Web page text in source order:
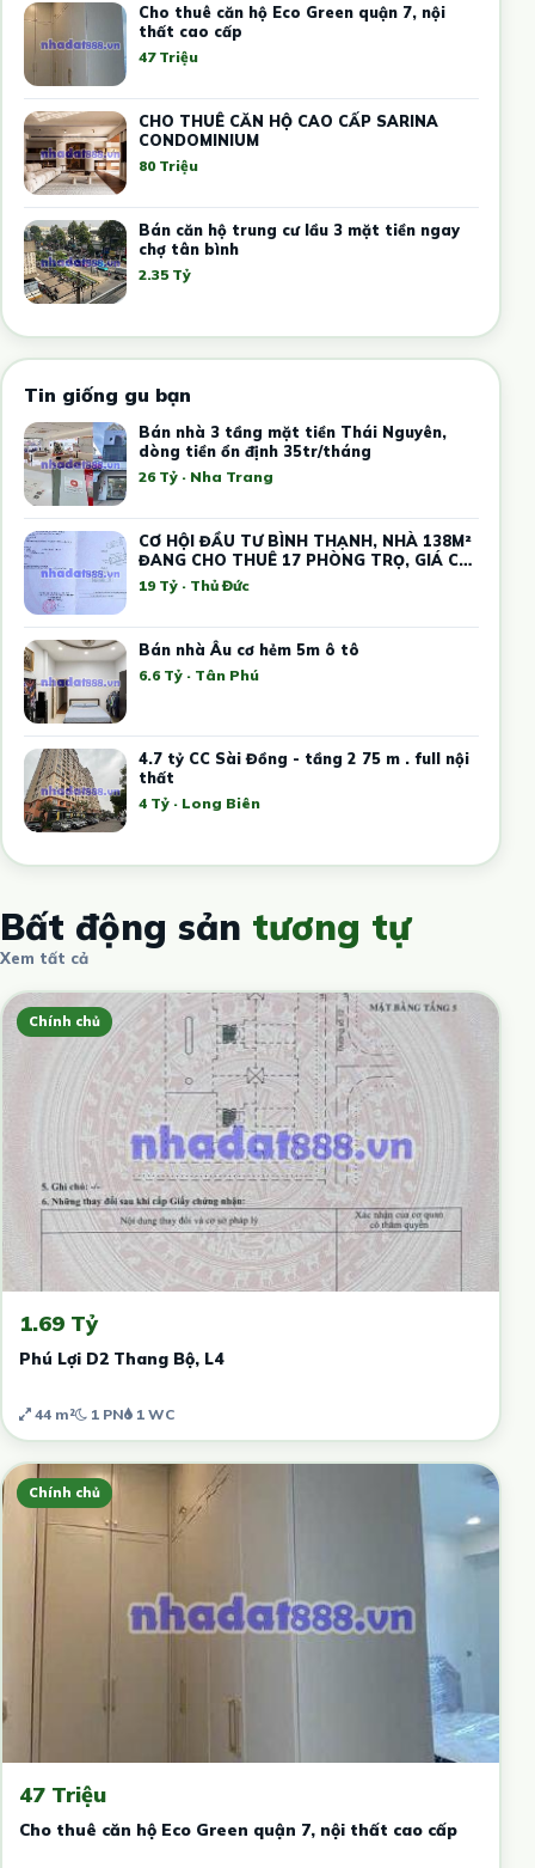
Cho thuê căn hộ Eco Green quận 7, nội
thất cao cấp
47 Triệu
CHO THUÊ CĂN HỘ CAO CẤP SARINA
CONDOMINIUM
80 Triệu
Bán căn hộ trung cư lầu 3 mặt tiền ngay
chợ tân bình
2.35 Tỷ
Tin giống gu bạn
Bán nhà 3 tầng mặt tiền Thái Nguyên,
dòng tiền ổn định 35tr/tháng
26 Tỷ · Nha Trang
CƠ HỘI ĐẦU TƯ BÌNH THẠNH, NHÀ 138M²
ĐANG CHO THUÊ 17 PHÒNG TRỌ, GIÁ CHỈ
19 TỶ
19 Tỷ · Thủ Đức
Bán nhà Âu cơ hẻm 5m ô tô
6.6 Tỷ · Tân Phú
4.7 tỷ CC Sài Đồng - tầng 2 75 m . full nội
thất
4 Tỷ · Long Biên
Bất động sản tương tự
Xem tất cả
Chính chủ
1.69 Tỷ
Phú Lợi D2 Thang Bộ, L4
44 m² 1 PN 1 WC
Chính chủ
47 Triệu
Cho thuê căn hộ Eco Green quận 7, nội thất cao cấp